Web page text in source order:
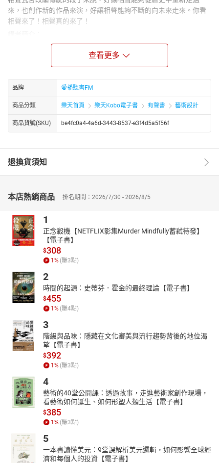
來，也創作新的作品來演，好讓相聲能夠不斷的向未來走來。你看
相聲來了！相聲真的來了！
【相聲瓦舍】的相聲，不打高空，不唱高調，不唬嚨大家，不吐槽
自己，不施類固醇，不用普拿疼。在歷史軌跡盤旋，在日常生活跳
躍，在閒聊之中發想，在飯前飯後創造。只要聽眾喜歡聽，聽得過
癮，【相聲瓦舍】與大家在一起！
章節：
01宋少卿牛肉麵館
03正經事
04窮不怕
查看更多
品牌 愛播聽書FM
商品分類 樂天首頁 樂天Kobo電子書 有聲書 藝術設計
商品貨號(SKU) be4fc0a4-4a6d-3443-8537-e3f4d5a5f56f
退換貨須知
本店熱銷商品 排名期間：2026/7/30 - 2026/8/5
1
正念殺機【NETFLIX影集Murder Mindfully蓄弒待發】
【電子書】
$308
1 % (賺3點)
2
時間的起源：史蒂芬．霍金的最終理論【電子書】
$455
1 % (賺4點)
3
階級與品味：隱藏在文化審美與流行趨勢背後的地位渴
望【電子書】
$392
1 % (賺3點)
4
藝術的40堂公開課：透過故事，走進藝術家創作現場，
看藝術如何誕生、如何形塑人類生活【電子書】
$385
1 % (賺3點)
5
一本書讀懂美元：9堂課解析美元邏輯，如何影響全球經
濟和每個人的投資【電子書】